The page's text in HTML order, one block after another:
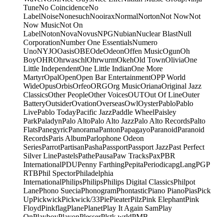
TuneNo CoincidenceNo
LabelNoiseNonesuchNooiraxNormalNortonNot NowNot
Now MusicNot On
LabelNotonNovaNovusNPGNubianNuclear BlastNull
CorporationNumber One EssentialsNumero
UnoNYJOOasisOBEOdeOdeonOffen MusicOgunOh
BoyOHROhrwaschlOhrwurmOkehOld TownOliviaOne
Little IndependentOne Little IndianOne More
MartyrOpalOpenOpen Bar EntertainmentOPP World
WideOpusOrbisOrfeoORGOrg MusicOrianaOriginal Jazz
ClassicsOther PeopleOther VoicesOUTOut Of LineOuter
BatteryOutsiderOvationOverseasOwlOysterPabloPablo
LivePablo TodayPacific JazzPaddle WheelPaisley
ParkPaladynPalo AltoPalo Alto JazzPalo Alto RecordsPalto
FlatsPanegyricPanoramaPantonPapagayoParanoidParanoid
RecordsParis AlbumParlophone Odeon
SeriesParrotPartisanPashaPassportPassport JazzPast Perfect
Silver LinePastelsPathePausaPaw TracksPaxPBR
InternationalPDUPenny FarthingPepitaPeriodicapgLangPGP
RTBPhil SpectorPhiladelphia
InternationalPhilipsPhilipsPhilips Digital ClassicsPhilpot
LanePhono SueciaPhonogramPhontasticPiano PianoPiasPick
UpPickwickPickwick/33PiePieaterPilzPink ElephantPink
FloydPinkflagPlanePlanetPlay It Again SamPlay